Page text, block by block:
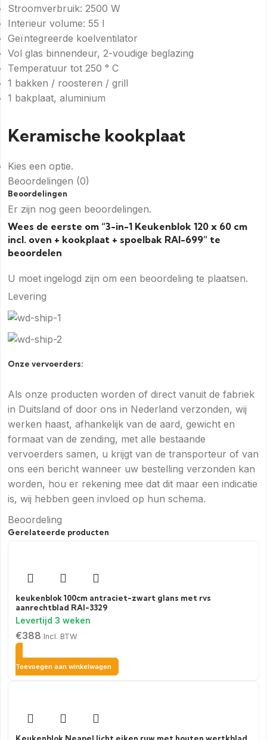
Stroomverbruik: 2500 W
Interieur volume: 55 l
Geïntegreerde koelventilator
Vol glas binnendeur, 2-voudige beglazing
Temperatuur tot 250 ° C
1 bakken / roosteren / grill
1 bakplaat, aluminium
Keramische kookplaat
Kies een optie.
Beoordelingen (0)
Beoordelingen
Er zijn nog geen beoordelingen.
Wees de eerste om “3-in-1 Keukenblok 120 x 60 cm
incl. oven + kookplaat + spoelbak RAI-699” te
beoordelen
U moet ingelogd zijn om een beoordeling te plaatsen.
Levering
Onze vervoerders:
Als onze producten worden of direct vanuit de fabriek
in Duitsland of door ons in Nederland verzonden, wij
werken haast, afhankelijk van de aard, gewicht en
formaat van de zending, met alle bestaande
vervoerders samen, u krijgt van de transporteur of van
ons een bericht wanneer uw bestelling verzonden kan
worden, hou er rekening mee dat dit maar een indicatie
is, wij hebben geen invloed op hun schema.
Beoordeling
Gerelateerde producten
keukenblok 100cm antraciet-zwart glans met rvs
aanrechtblad RAI-3329
€388 Incl. BTW
Toevoegen aan winkelwagen